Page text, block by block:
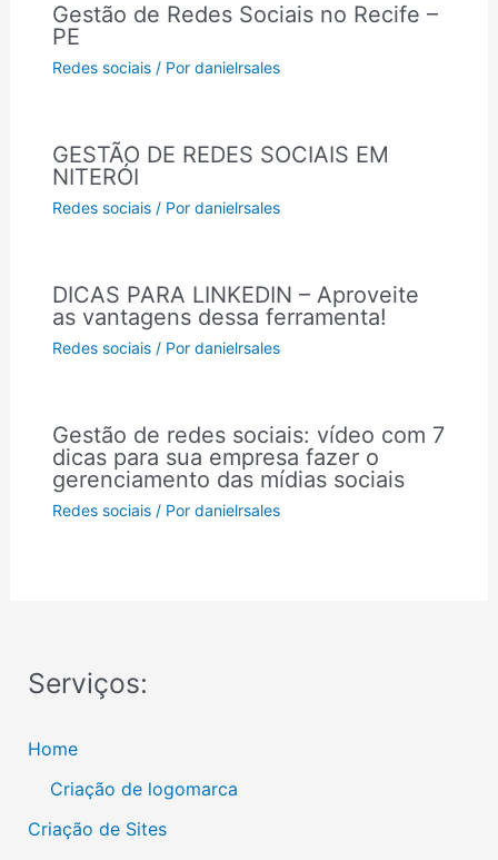
Gestão de Redes Sociais no Recife –
PE
Redes sociais / Pordanielrsales
GESTÃO DE REDES SOCIAIS EM
NITERÓI
Redes sociais / Pordanielrsales
DICAS PARA LINKEDIN – Aproveite
as vantagens dessa ferramenta!
Redes sociais / Pordanielrsales
Gestão de redes sociais: vídeo com 7
dicas para sua empresa fazer o
gerenciamento das mídias sociais
Redes sociais / Pordanielrsales
Serviços:
Home
Criação de logomarca
Criação de Sites